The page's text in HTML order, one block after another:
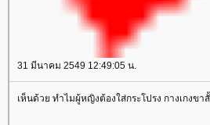
31 มีนาคม 2549 12:49:05 น.
เห็นด้วย ทำไมผู้หญิงต้องใส่กระโปรง กางเกงข